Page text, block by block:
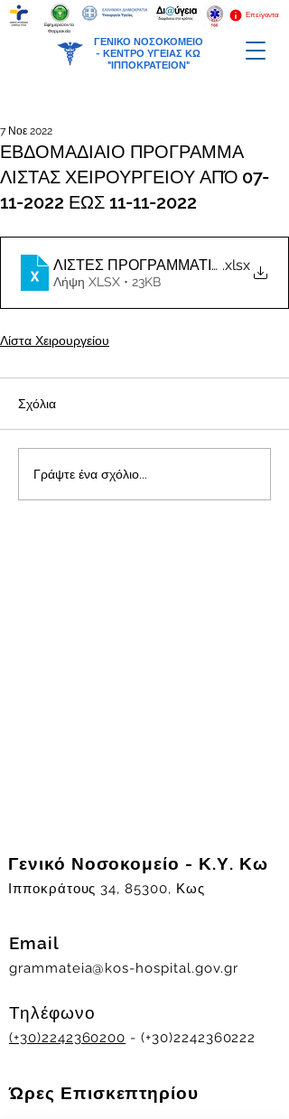
ΓΕΝΙΚΟ ΝΟΣΟΚΟΜΕΙΟ
- ΚΕΝΤΡΟ ΥΓΕΙΑΣ ΚΩ
"ΙΠΠΟΚΡΑΤΕΙΟΝ"
Επείγοντα
Εφημερεύοντα
Φαρμακεία
ΕΒΔΟΜΑΔΙΑΙΟ ΠΡΟΓΡΑΜΜΑ
ΛΙΣΤΑΣ ΧΕΙΡΟΥΡΓΕΙΟΥ ΑΠΌ 07-
11-2022 ΕΩΣ 11-11-2022
7 Νοε 2022
.xlsx
Λήψη XLSX • 23KB
Λίστα Χειρουργείου
Σχόλια
Γράψτε ένα σχόλιο...
Γενικό Νοσοκομείο - Κ.Υ. Κω
Ιπποκράτους 34, 85300, Κως
Email
grammateia@kos-hospital.gov.gr
Τηλέφωνο
(+30)2242360200 - (+30)2242360222
Ώρες Επισκεπτηρίου